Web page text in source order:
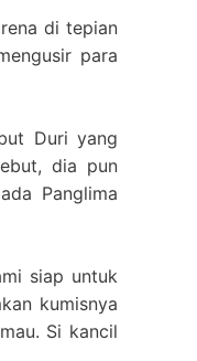
di tepian
para
Duri yang
dia pun
Panglima
siap untuk
kumisnya
Si kancil